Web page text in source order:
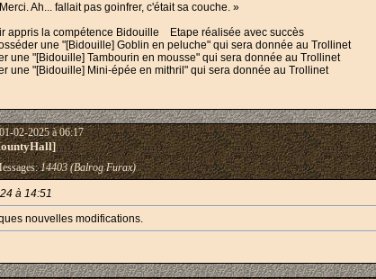
Ah... fallait pas goinfrer, c'était sa couche. »
appris la compétence Bidouille Etape réalisée avec succès
une "[Bidouille] Goblin en peluche" qui sera donnée au Trollinet
une "[Bidouille] Tambourin en mousse" qui sera donnée au Trollinet
une "[Bidouille] Mini-épée en mithril" qui sera donnée au Trollinet
02-2025 à 06:17
14403 (Balrog Furax)
à 14:51
nouvelles modifications.